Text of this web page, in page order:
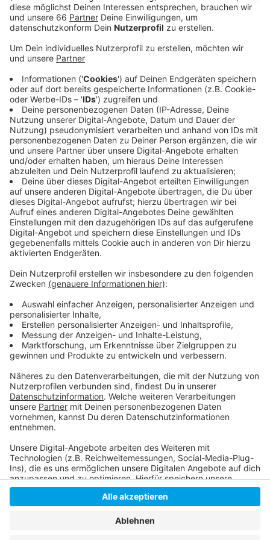
Dadurch kann man das Risiko für Krankheiten wie
Übergewicht und Diabetes deutlich verringern. In
Düsseldorf" Menschen dazu zu motivieren, sich im
Alltag mehr zu bewegen. Auf der Website des
Projekts lassen sich Alltagstipps und Laufstrecken
durch verschiedene Düsseldorfer Stadtteile finden.
Außerdem gibt es Veranstaltungstipps, die zur
Bewegung anregen. Anlässlich des Düsseldorfer
Büdchentags gibt es zum Beispiel eine Route, die an
den Düsseldorfer Büdchen entlang führt.
Anzeige
Weitere Infos und Links zum Thema
Anzeige
Mehr Infos zum Projekt findet ihr hier:
Mit Bewegung gegen den Post-Urlaubs-Blues
Anzeige